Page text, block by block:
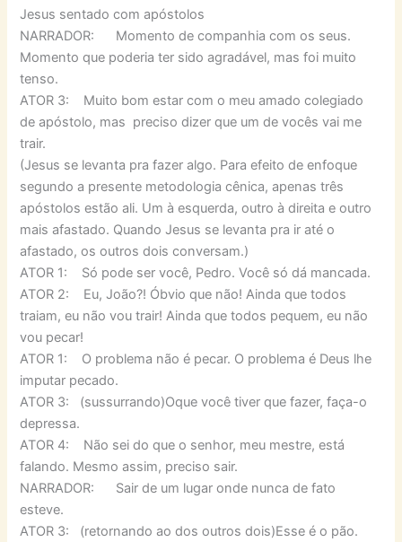
Jesus sentado com apóstolos
NARRADOR: Momento de companhia com os seus.
Momento que poderia ter sido agradável, mas foi muito
tenso.
ATOR 3: Muito bom estar com o meu amado colegiado
de apóstolo, mas preciso dizer que um de vocês vai me
trair.
(Jesus se levanta pra fazer algo. Para efeito de enfoque
segundo a presente metodologia cênica, apenas três
apóstolos estão ali. Um à esquerda, outro à direita e outro
mais afastado. Quando Jesus se levanta pra ir até o
afastado, os outros dois conversam.)
ATOR 1: Só pode ser você, Pedro. Você só dá mancada.
ATOR 2: Eu, João?! Óbvio que não! Ainda que todos
traiam, eu não vou trair! Ainda que todos pequem, eu não
vou pecar!
ATOR 1: O problema não é pecar. O problema é Deus lhe
imputar pecado.
ATOR 3: (sussurrando)Oque você tiver que fazer, faça-o
depressa.
ATOR 4: Não sei do que o senhor, meu mestre, está
falando. Mesmo assim, preciso sair.
NARRADOR: Sair de um lugar onde nunca de fato
esteve.
ATOR 3: (retornando ao dos outros dois)Esse é o pão.